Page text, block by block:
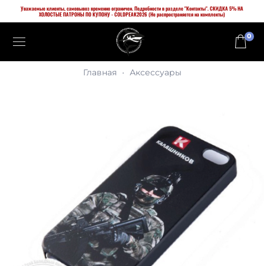
Уважаемые клиенты, самовывоз временно ограничен. Подробности в разделе "Контакты". СКИДКА 5% НА
ХОЛОСТЫЕ ПАТРОНЫ ПО КУПОНУ - COLDPEAK2026 (Не распространяется на комплекты)
0
Главная Аксессуары